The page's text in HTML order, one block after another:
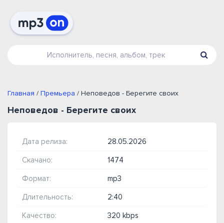
Главная / Премьера / Неповедов - Берегите своих
Неповедов - Берегите своих
Дата релиза: 28.05.2026
Скачано: 1474
Формат: mp3
Длительность: 2:40
Качество: 320 kbps